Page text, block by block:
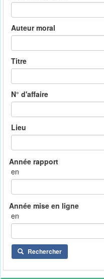
Auteur moral
Titre
N° d'affaire
Lieu
en
en
Rechercher